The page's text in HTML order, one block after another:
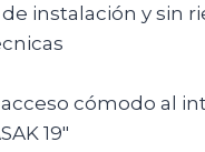
instalación y sin
cómodo al
19″